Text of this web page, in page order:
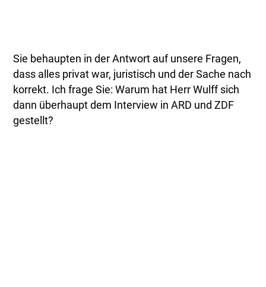
Sie behaupten in der Antwort auf unsere Fragen,
dass alles privat war, juristisch und der Sache nach
korrekt. Ich frage Sie: Warum hat Herr Wulff sich
dann überhaupt dem Interview in ARD und ZDF
gestellt?